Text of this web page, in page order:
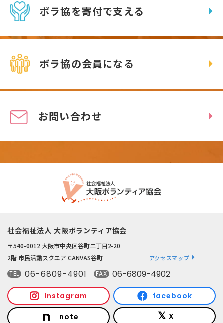
ボラ協を寄付で支える
ボラ協の会員になる
お問い合わせ
社会福祉法人 大阪ボランティア協会
〒540-0012 大阪市中央区谷町二丁目2-20
2階 市民活動スクエア CANVAS谷町
アクセスマップ
TEL 06-6809-4901 FAX 06-6809-4902
Instagram facebook
note X